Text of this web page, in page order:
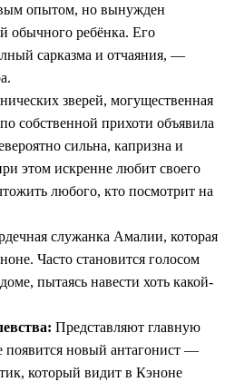
опытом, но вынужден
обычного ребёнка. Его
сарказма и отчаяния, —
зверей, могущественная
собственной прихоти объявила
сильна, капризна и
этом искренне любит своего
любого, кто посмотрит на
служанка Амалии, которая
Часто становится голосом
пытаясь навести хоть какой-
Представляют главную
появится новый антагонист —
который видит в Кэноне